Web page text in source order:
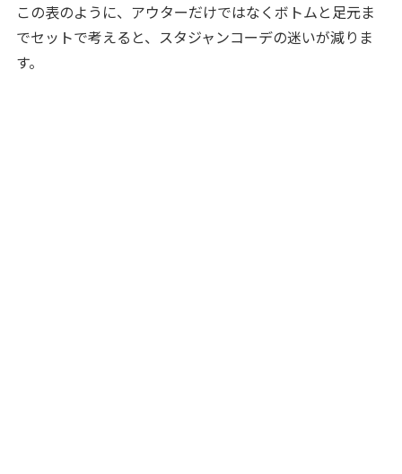
この表のように、アウターだけではなくボトムと足元ま
でセットで考えると、スタジャンコーデの迷いが減りま
す。